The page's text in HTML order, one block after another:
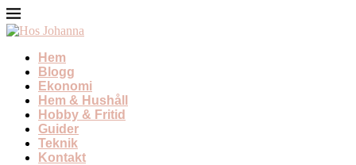
Hem
Blogg
Ekonomi
Hem & Hushåll
Hobby & Fritid
Guider
Teknik
Kontakt